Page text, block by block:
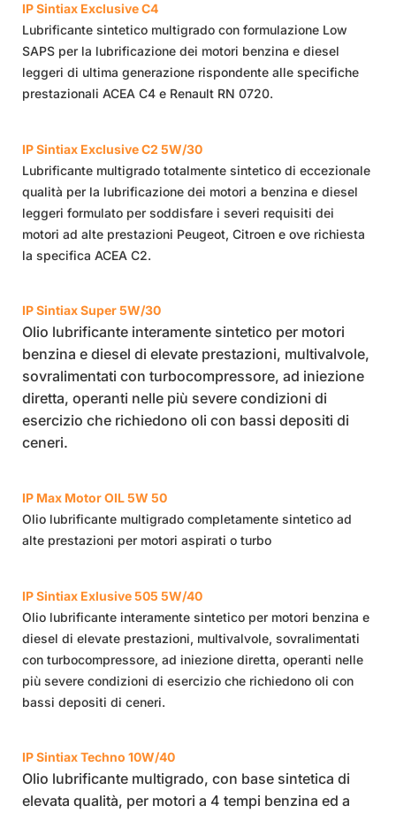
IPSintiax Exclusive C4
Lubrificante sintetico multigrado con formulazione Low
SAPS per la lubrificazione dei motori benzina e diesel
leggeri di ultima generazione rispondente alle specifiche
prestazionali ACEA C4 e Renault RN 0720.
IP Sintiax Exclusive C2 5W/30
Lubrificante multigrado totalmente sintetico di eccezionale
qualità per la lubrificazione dei motori a benzina e diesel
leggeri formulato per soddisfare i severi requisiti dei
motori ad alte prestazioni Peugeot, Citroen e ove richiesta
la specifica ACEA C2.
IP Sintiax Super 5W/30
Olio lubrificante interamente sintetico per motori
benzina e diesel di elevate prestazioni, multivalvole,
sovralimentati con turbocompressore, ad iniezione
diretta, operanti nelle più severe condizioni di
esercizio che richiedono oli con bassi depositi di
ceneri.
IP Max Motor OIL 5W 50
Olio lubrificante multigrado completamente sintetico ad
alte prestazioni per motori aspirati o turbo
IP Sintiax Exlusive 505 5W/40
Olio lubrificante interamente sintetico per motori benzina e
diesel di elevate prestazioni, multivalvole, sovralimentati
con turbocompressore, ad iniezione diretta, operanti nelle
più severe condizioni di esercizio che richiedono oli con
bassi depositi di ceneri.
IP Sintiax Techno 10W/40
Olio lubrificante multigrado, con base sintetica di
elevata qualità, per motori a 4 tempi benzina ed a